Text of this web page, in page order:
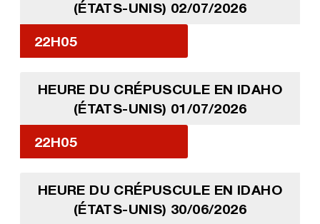
(ÉTATS-UNIS) 02/07/2026
22H05
HEURE DU CRÉPUSCULE EN IDAHO
(ÉTATS-UNIS) 01/07/2026
22H05
HEURE DU CRÉPUSCULE EN IDAHO
(ÉTATS-UNIS) 30/06/2026